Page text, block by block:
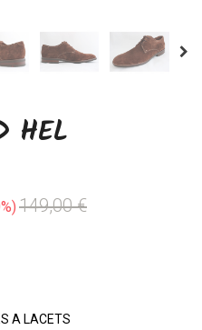
HEL
149,00 €
A LACETS